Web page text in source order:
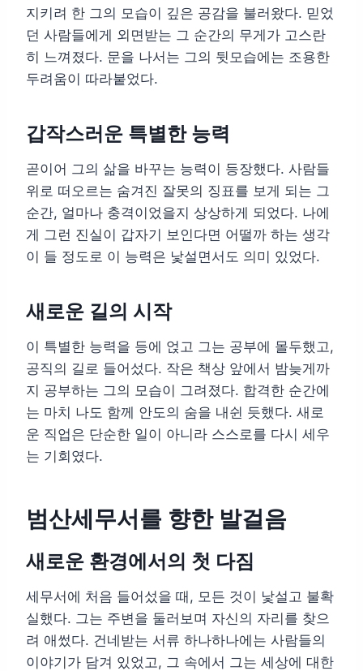
지키려 한 그의 모습이 깊은 공감을 불러왔다. 믿었
던 사람들에게 외면받는 그 순간의 무게가 고스란
히 느껴졌다. 문을 나서는 그의 뒷모습에는 조용한
두려움이 따라붙었다.
갑작스러운 특별한 능력
곧이어 그의 삶을 바꾸는 능력이 등장했다. 사람들
위로 떠오르는 숨겨진 잘못의 징표를 보게 되는 그
순간, 얼마나 충격이었을지 상상하게 되었다. 나에
게 그런 진실이 갑자기 보인다면 어떨까 하는 생각
이 들 정도로 이 능력은 낯설면서도 의미 있었다.
새로운 길의 시작
이 특별한 능력을 등에 얹고 그는 공부에 몰두했고,
공직의 길로 들어섰다. 작은 책상 앞에서 밤늦게까
지 공부하는 그의 모습이 그려졌다. 합격한 순간에
는 마치 나도 함께 안도의 숨을 내쉰 듯했다. 새로
운 직업은 단순한 일이 아니라 스스로를 다시 세우
는 기회였다.
범산세무서를 향한 발걸음
새로운 환경에서의 첫 다짐
세무서에 처음 들어섰을 때, 모든 것이 낯설고 불확
실했다. 그는 주변을 둘러보며 자신의 자리를 찾으
려 애썼다. 건네받는 서류 하나하나에는 사람들의
이야기가 담겨 있었고, 그 속에서 그는 세상에 대한